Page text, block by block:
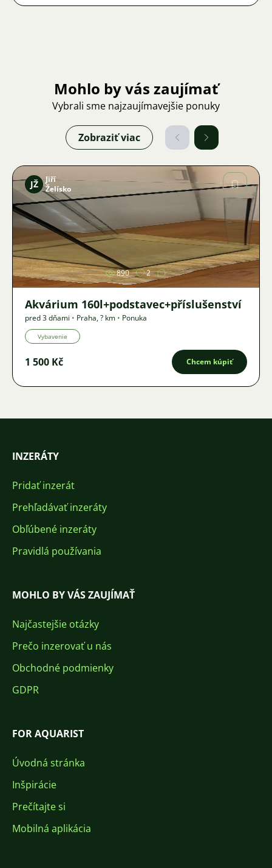
Mohlo by vás zaujímať
Vybrali sme najzaujímavejšie ponuky
Zobraziť viac
Obrázok
JŽ
Jiří
Želísko
890 2
Akvárium 160l+podstavec+příslušenství
pred 3 dňami • Praha,? km • Ponuka
Vybavenie
1 500 Kč Chcem kúpiť
INZERÁTY
Pridať inzerát
Prehľadávať inzeráty
Obľúbené inzeráty
Pravidlá používania
MOHLO BY VÁS ZAUJÍMAŤ
Najčastejšie otázky
Prečo inzerovať u nás
Obchodné podmienky
GDPR
FOR AQUARIST
Úvodná stránka
Inšpirácie
Prečítajte si
Mobilná aplikácia